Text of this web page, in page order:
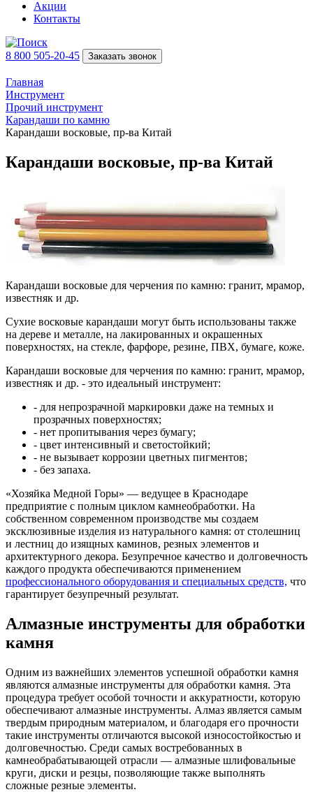
Акции
Контакты
8 800 505-20-45 Заказать звонок
Главная
Инструмент
Прочий инструмент
Карандаши по камню
Карандаши восковые, пр-ва Китай
Карандаши восковые, пр-ва Китай
Карандаши восковые для черчения по камню: гранит, мрамор,
известняк и др.
Сухие восковые карандаши могут быть использованы также
на дереве и металле, на лакированных и окрашенных
поверхностях, на стекле, фарфоре, резине, ПВХ, бумаге, коже.
Карандаши восковые для черчения по камню: гранит, мрамор,
известняк и др. - это идеальный инструмент:
- для непрозрачной маркировки даже на темных и
прозрачных поверхностях;
- нет пропитывания через бумагу;
- цвет интенсивный и светостойкий;
- не вызывает коррозии цветных пигментов;
- без запаха.
«Хозяйка Медной Горы» — ведущее в Краснодаре
предприятие с полным циклом камнеобработки. На
собственном современном производстве мы создаем
эксклюзивные изделия из натурального камня: от столешниц
и лестниц до изящных каминов, резных элементов и
архитектурного декора. Безупречное качество и долговечность
каждого продукта обеспечиваются применением
профессионального оборудования и специальных средств, что
гарантирует безупречный результат.
Алмазные инструменты для обработки
камня
Одним из важнейших элементов успешной обработки камня
являются алмазные инструменты для обработки камня. Эта
процедура требует особой точности и аккуратности, которую
обеспечивают алмазные инструменты. Алмаз является самым
твердым природным материалом, и благодаря его прочности
такие инструменты отличаются высокой износостойкостью и
долговечностью. Среди самых востребованных в
камнеобрабатывающей отрасли — алмазные шлифовальные
круги, диски и резцы, позволяющие также выполнять
сложные резные элементы.